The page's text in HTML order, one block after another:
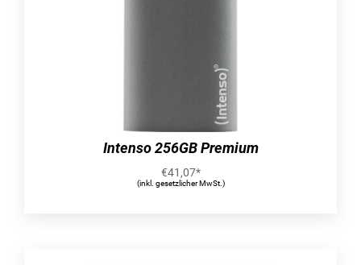
Intenso 256GB Premium
€41,07*
(inkl. gesetzlicher MwSt.)